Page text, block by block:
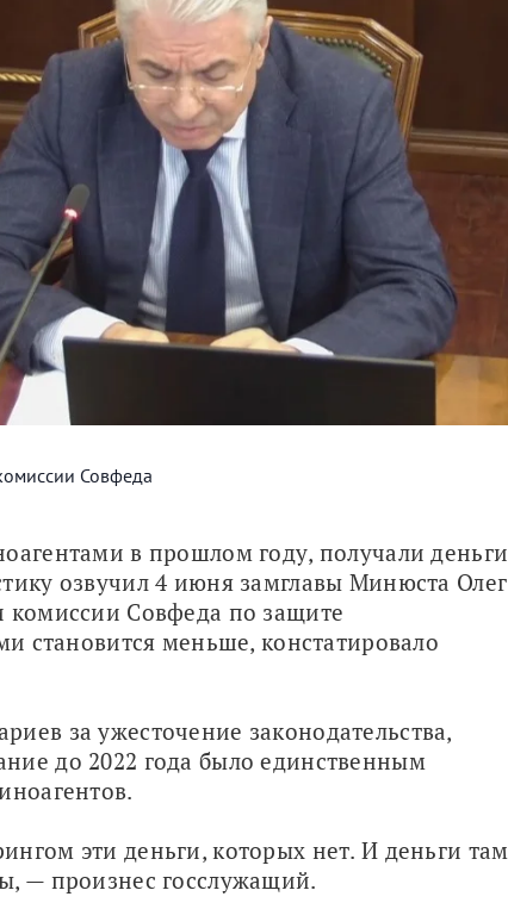
Совфеда
в прошлом году, получали деньги
озвучил 4 июня замглавы Минюста Олег
комиссии Совфеда по защите
становится меньше, констатировало
за ужесточение законодательства,
до 2022 года было единственным
эти деньги, которых нет. И деньги там
— произнес госслужащий.